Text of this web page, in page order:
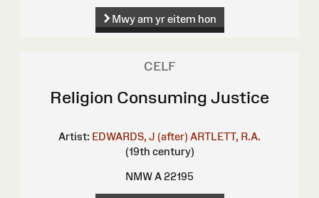
Mwy am yr eitem hon
CELF
Religion Consuming Justice
Artist: EDWARDS, J (after) ARTLETT, R.A.
(19th century)
NMW A 22195